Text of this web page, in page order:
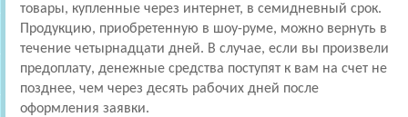
товары, купленные через интернет, в семидневный срок.
Продукцию, приобретенную в шоу-руме, можно вернуть в
течение четырнадцати дней. В случае, если вы произвели
предоплату, денежные средства поступят к вам на счет не
позднее, чем через десять рабочих дней после
оформления заявки.